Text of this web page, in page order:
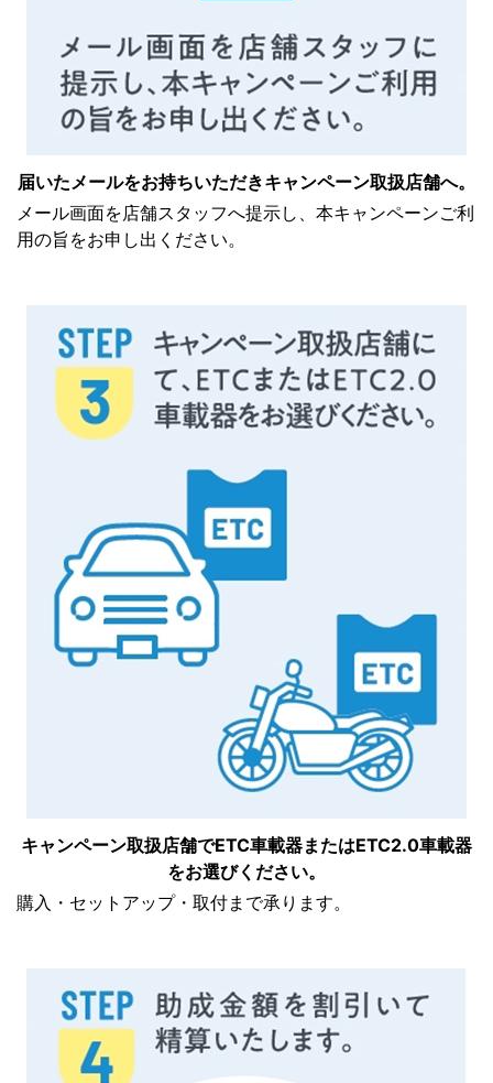
届いたメールをお持ちいただきキャンペーン取扱店舗へ。
メール画面を店舗スタッフへ提示し、本キャンペーンご利
用の旨をお申し出ください。
キャンペーン取扱店舗でETC車載器またはETC2.0車載器
をお選びください。
購入・セットアップ・取付まで承ります。